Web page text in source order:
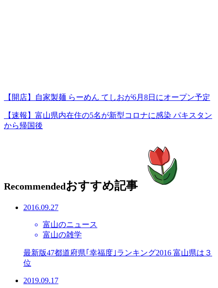
【開店】自家製麺 らーめん てしおが6月8日にオープン予定
【速報】富山県内在住の5名が新型コロナに感染 パキスタン
から帰国後
Recommendedおすすめ記事
2016.09.27
富山のニュース
富山の雑学
最新版47都道府県｢幸福度｣ランキング2016 富山県は３
位
2019.09.17